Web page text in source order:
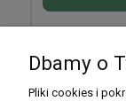
Dbamy o
Pliki cookies i